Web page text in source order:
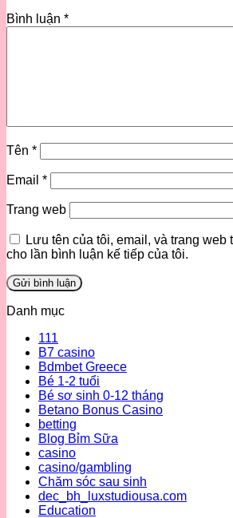
Bình luận *
Tên *
Email *
Trang web
Lưu tên của tôi, email, và trang web
cho lần bình luận kế tiếp của tôi.
Danh mục
111
B7 casino
Bdmbet Greece
Bé 1-2 tuổi
Bé sơ sinh 0-12 tháng
Betano Bonus Casino
betting
Blog Bỉm Sữa
casino
casino/gambling
Chăm sóc sau sinh
dec_bh_luxstudiousa.com
Education